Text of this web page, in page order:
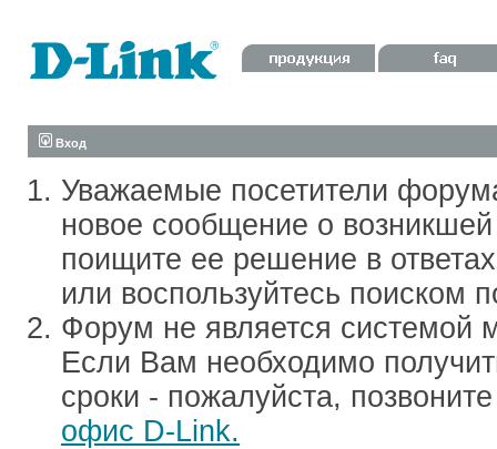
Вход
Уважаемые посетители
новое сообщение о
поищите ее решение в
или воспользуйтесь поиском
Форум не является системой
Если Вам необходимо
сроки - пожалуйста,
офис D-Link.